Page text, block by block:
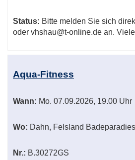
Status: Bitte melden Sie sich
oder vhshau@t-online.de an.
Aqua-Fitness
Wann: Mo. 07.09.2026, 19.00 Uhr
Wo: Dahn, Felsland
Nr.: B.30272GS